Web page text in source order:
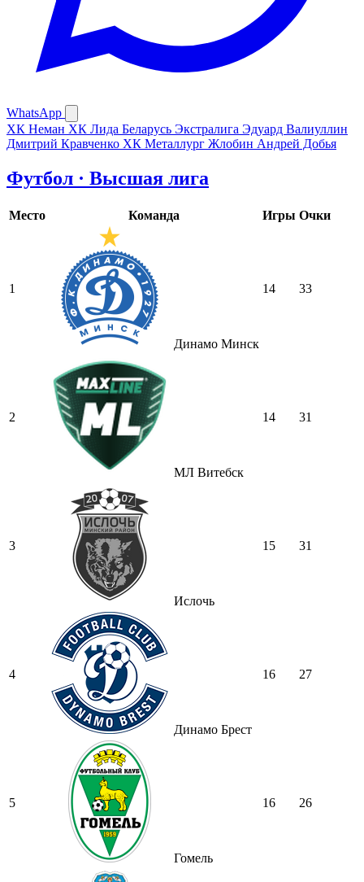
WhatsApp
ХК Неман ХК Лида Беларусь Экстралига Эдуард Валиуллин
Дмитрий Кравченко ХК Металлург Жлобин Андрей Добья
Футбол · Высшая лига
Место Команда Игры Очки
1
Динамо Минск
14 33
2
МЛ Витебск
14 31
3
Ислочь
15 31
4
Динамо Брест
16 27
5
Гомель
16 26